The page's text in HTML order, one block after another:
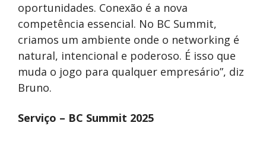
oportunidades. Conexão é a nova
competência essencial. No BC Summit,
criamos um ambiente onde o networking é
natural, intencional e poderoso. É isso que
muda o jogo para qualquer empresário”, diz
Bruno.
Serviço – BC Summit 2025